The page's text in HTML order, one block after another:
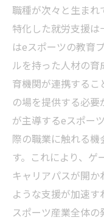
職種が次々と生まれ
特化した就労支援
はeスポーツの教育
ルを持った人材の育
育機関が連携するこ
の場を提供する必
が主導するeスポー
際の職業に触れる機
す。これにより、ゲ
キャリアパスが開
ような支援が加速
スポーツ産業全体